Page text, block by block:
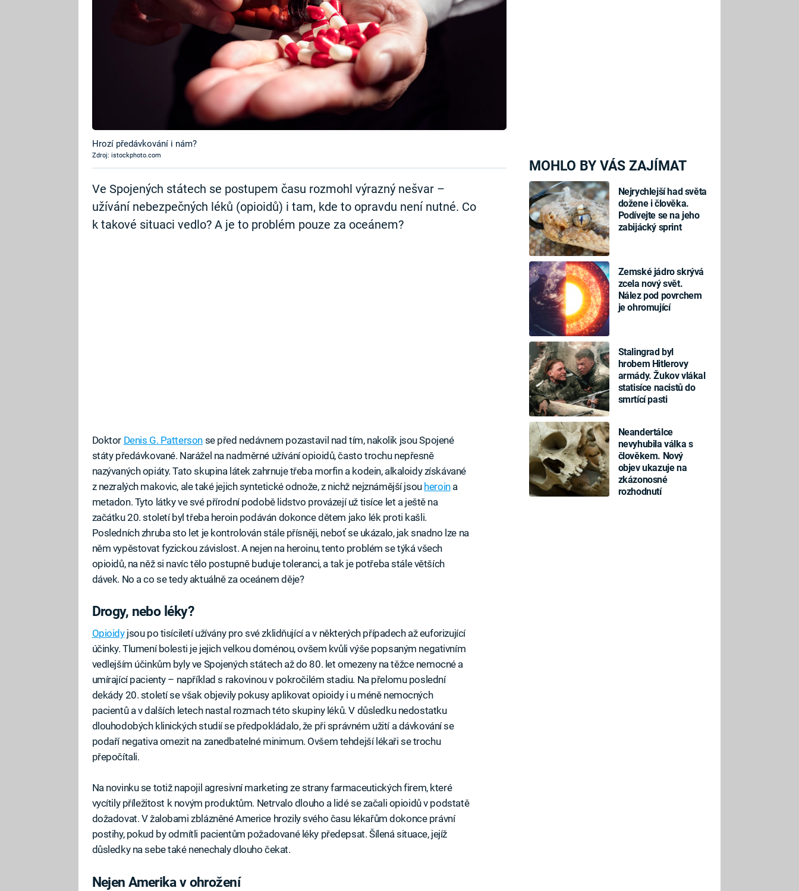
MOHLO BY VÁS ZAJÍMAT
Nejrychlejší had světa
dožene i člověka.
Podívejte se na jeho
zabijácký sprint
Zemské jádro skrývá
zcela nový svět.
Nález pod povrchem
je ohromující
Stalingrad byl
hrobem Hitlerovy
armády. Žukov vlákal
statisíce nacistů do
smrtící pasti
Neandertálce
nevyhubila válka s
člověkem. Nový
objev ukazuje na
zkázonosné
rozhodnutí
Hrozí předávkování i nám?
Zdroj: istockphoto.com
Ve Spojených státech se postupem času rozmohl výrazný nešvar –
užívání nebezpečných léků (opioidů) i tam, kde to opravdu není nutné. Co
k takové situaci vedlo? A je to problém pouze za oceánem?
Doktor Denis G. Pattersonse před nedávnem pozastavil nad tím, nakolik jsou Spojené
státy předávkované. Narážel na nadměrné užívání opioidů, často trochu nepřesně
nazývaných opiáty. Tato skupina látek zahrnuje třeba morfin a kodein, alkaloidy získávané
z nezralých makovic, ale také jejich syntetické odnože, z nichž nejznámější jsou heroina
metadon. Tyto látky ve své přírodní podobě lidstvo provázejí už tisíce let a ještě na
začátku 20. století byl třeba heroin podáván dokonce dětem jako lék proti kašli.
Posledních zhruba sto let je kontrolován stále přísněji, neboť se ukázalo, jak snadno lze na
něm vypěstovat fyzickou závislost. A nejen na heroinu, tento problém se týká všech
opioidů, na něž si navíc tělo postupně buduje toleranci, a tak je potřeba stále větších
dávek. No a co se tedy aktuálně za oceánem děje?
Drogy, nebo léky?
Opioidyjsou po tisíciletí užívány pro své zklidňující a v některých případech až euforizující
účinky. Tlumení bolesti je jejich velkou doménou, ovšem kvůli výše popsaným negativním
vedlejším účinkům byly ve Spojených státech až do 80. let omezeny na těžce nemocné a
umírající pacienty – například s rakovinou v pokročilém stadiu. Na přelomu poslední
dekády 20. století se však objevily pokusy aplikovat opioidy i u méně nemocných
pacientů a v dalších letech nastal rozmach této skupiny léků. V důsledku nedostatku
dlouhodobých klinických studií se předpokládalo, že při správném užití a dávkování se
podaří negativa omezit na zanedbatelné minimum. Ovšem tehdejší lékaři se trochu
přepočítali.
Na novinku se totiž napojil agresivní marketing ze strany farmaceutických firem, které
vycítily příležitost k novým produktům. Netrvalo dlouho a lidé se začali opioidů v podstatě
dožadovat. V žalobami zblázněné Americe hrozily svého času lékařům dokonce právní
postihy, pokud by odmítli pacientům požadované léky předepsat. Šílená situace, jejíž
důsledky na sebe také nenechaly dlouho čekat.
Nejen Amerika v ohrožení